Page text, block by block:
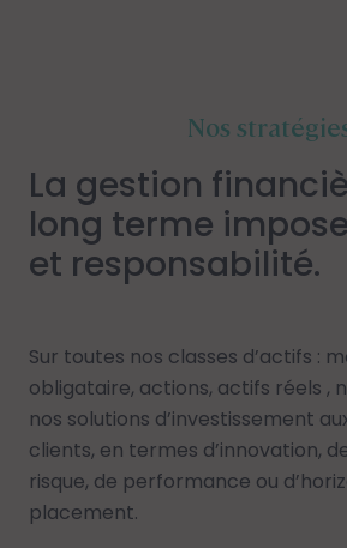
Nos
La gestion
long terme
et responsabilité.
Sur toutes nos classes d’actifs :
obligataire, actions, actifs réels ,
nos solutions d’investissement
clients, en termes d’innovation,
risque, de performance ou
placement.